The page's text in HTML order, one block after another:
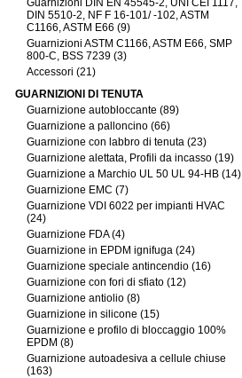
Guarnizioni DIN EN 45545-2, UNI CEI 1117,
DIN 5510-2, NF F 16-101/ -102, ASTM
C1166, ASTM E66 (9)
Guarnizioni ASTM C1166, ASTM E66, SMP
800-C, BSS 7239 (3)
Accessori (21)
GUARNIZIONI DI TENUTA
Guarnizione autobloccante (89)
Guarnizione a palloncino (66)
Guarnizione con labbro di tenuta (23)
Guarnizione alettata, Profili da incasso (19)
Guarnizione a Marchio UL 50 UL 94-HB (14)
Guarnizione EMC (7)
Guarnizione VDI 6022 per impianti HVAC
(24)
Guarnizione FDA (4)
Guarnizione in EPDM ignifuga (24)
Guarnizione speciale antincendio (16)
Guarnizione con fori di sfiato (12)
Guarnizione antiolio (8)
Guarnizione in silicone (15)
Guarnizione e profilo di bloccaggio 100%
EPDM (8)
Guarnizione autoadesiva a cellule chiuse
(163)